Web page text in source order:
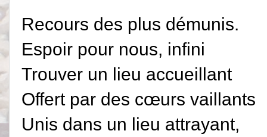
Recours des plus démunis.
Espoir pour nous, infini
Trouver un lieu accueillant
Offert par des cœurs vaillants
Unis dans un lieu attrayant,